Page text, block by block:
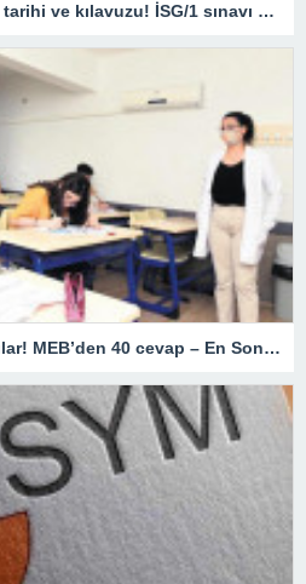
2023-İSG/1 sınav başvuru tarihi ve kılavuzu! İSG/1 sınavı ne zaman?
LGS’de merak edilen sorular! MEB’den 40 cevap – En Son Haberler